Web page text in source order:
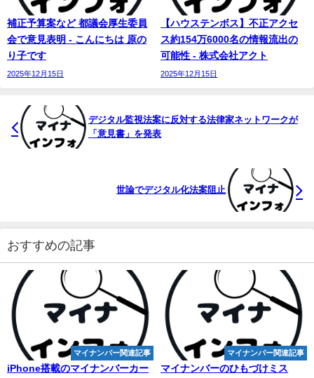
補正予算案など 都議会厚生委員
会で意見表明 - こんにちは 原の
り子です
2025年12月15日
【ハウステンボス】不正アクセ
ス約154万6000名の情報流出の
可能性 - 株式会社アクト
2025年12月15日
デジタル監視法案に反対する法律家ネットワークが
「意見書」を発表
世論でデジタル化法案阻止
おすすめの記事
マイナンバー関連記事
iPhone搭載のマイナンバーカー
マイナンバー関連記事
マイナンバーのひもづけミス